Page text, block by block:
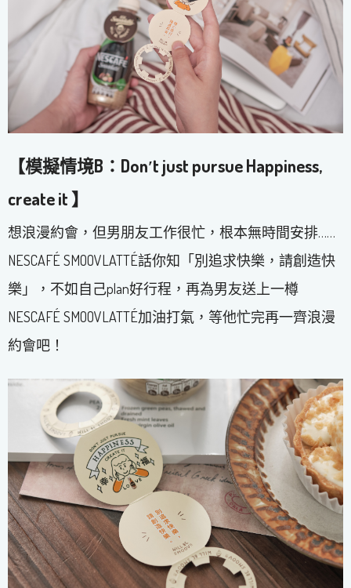
【模擬情境B：Don′t just pursue Happiness,
create it 】
想浪漫約會，但男朋友工作很忙，根本無時間安排……
NESCAFÉ SMOOVLATTÉ話你知「別追求快樂，請創造快
樂」，不如自己plan好行程，再為男友送上一樽
NESCAFÉ SMOOVLATTÉ加油打氣，等他忙完再一齊浪漫
約會吧！